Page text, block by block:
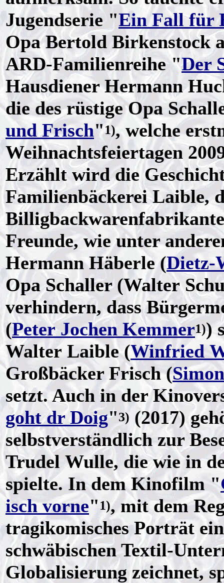
Jugendserie "Ein Fall für
Opa Bertold Birkenstock
ARD-Familienreihe "Der
Hausdiener Hermann
die des rüstige Opa
und Frisch"1), welche
Weihnachtsfeiertagen
Erzählt wird die
Familienbäckerei Laible,
Freunde, wie unter
Hermann Häberle (Dietz-
Opa Schaller (Walter
verhindern, dass
(Peter Jochen Kemmer1))
Walter Laible (Winfried
Großbäcker Frisch (
setzt. Auch in der
goht dr Doig"3) (2017)
selbstverständlich zur
Trudel Wulle, die wie in
spielte. In dem Kinofilm "
isch vorne" 1), mit dem
tragikomisches Porträt
schwäbischen Textil-
Globalisierung zeichnet,